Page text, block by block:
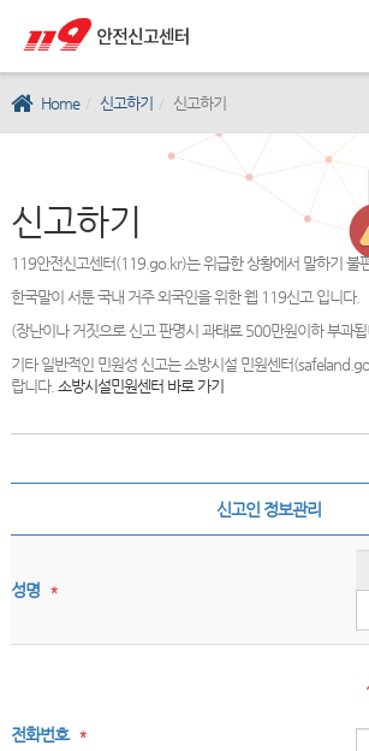
Home 신고하기 신고하기
신고하기
119안전신고센터(119.go.kr)는 위급한 상황에서 말하기 불
한국말이 서툰 국내 거주 외국인을 위한 웹 119신고 입니다.
(장난이나 거짓으로 신고 판명시 과태료 500만원이하 부과
기타 일반적인 민원성 신고는 소방시설 민원센터
랍니다. 소방시설민원센터 바로 가기
신고인 정보관리
성명 *
전화번호 *